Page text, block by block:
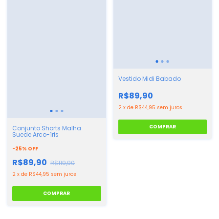
Conjunto Shorts Malha
Suede Arco-íris
-25% OFF
R$89,90 R$119,90
2 x de R$44,95 sem juros
COMPRAR
Vestido Midi Babado
R$89,90
2 x de R$44,95 sem juros
COMPRAR